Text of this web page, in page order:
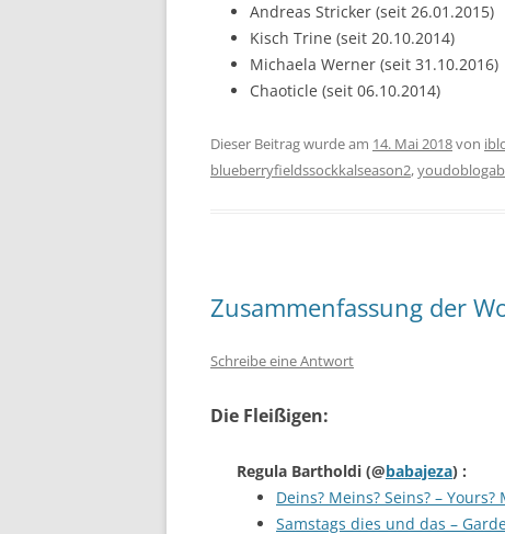
Andreas Stricker (seit 26.01.2015)
Kisch Trine (seit 20.10.2014)
Michaela Werner (seit 31.10.2016)
Chaoticle (seit 06.10.2014)
Dieser Beitrag wurde am 14. Mai 2018von
blueberryfieldssockkalseason2,
Zusammenfassung der
Schreibe eine Antwort
Die Fleißigen:
Regula Bartholdi (@babajeza) :
Deins? Meins? Seins? –
Samstags dies und das –